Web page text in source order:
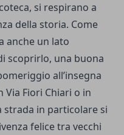
si respirano a
della storia. Come
anche un lato
scoprirlo, una buona
all’insegna
Via Fiori Chiari o in
strada in particolare si
felice tra vecchi